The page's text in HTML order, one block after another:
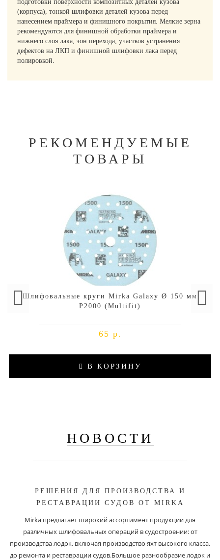
подготовки поверхности композитных деталей кузова
(корпуса), тонкой шлифовки деталей кузова перед
нанесением праймера и финишного покрытия. Мелкие зерна
рекомендуются для финишной обработки праймера и
нижнего слоя лака, зон перехода, участков устранения
дефектов на ЛКП и финишной шлифовки лака перед
полировкой.
РЕКОМЕНДУЕМЫЕ
ТОВАРЫ
Шлифовальные круги Mirka Galaxy Ø 150 мм
P2000 (Multifit)
65 р.
В КОРЗИНУ
НОВОСТИ
РЕШЕНИЯ ДЛЯ ПРОИЗВОДСТВА И
РЕСТАВРАЦИИ СУДОВ ОТ MIRKA
Mirka предлагает широкий ассортимент продукции для
различных шлифовальных операций в судостроении: от
производства лодок, включая производство яхт высокого класса,
до ремонта и реставрации судов.Большое разнообразие лодок и